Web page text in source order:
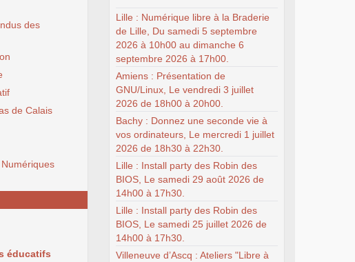
des
de Calais
éducatifs
Lille : Numérique libre à la Braderie
de Lille, Du samedi 5 septembre
2026 à 10h00 au dimanche 6
septembre 2026 à 17h00.
Amiens : Présentation de
GNU/Linux, Le vendredi 3 juillet
2026 de 18h00 à 20h00.
Bachy : Donnez une seconde vie à
vos ordinateurs, Le mercredi 1 juillet
2026 de 18h30 à 22h30.
Lille : Install party des Robin des
BIOS, Le samedi 29 août 2026 de
14h00 à 17h30.
Lille : Install party des Robin des
BIOS, Le samedi 25 juillet 2026 de
14h00 à 17h30.
Villeneuve d’Ascq : Ateliers "Libre à